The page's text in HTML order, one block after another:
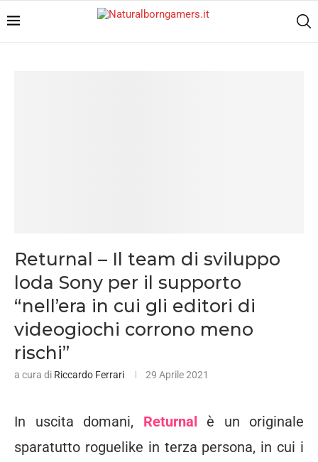
Returnal – Il team di sviluppo
loda Sony per il supporto
“nell’era in cui gli editori di
videogiochi corrono meno
rischi”
a cura di Riccardo Ferrari 29 Aprile 2021
In uscita domani, Returnal
è un originale
sparatutto roguelike in terza persona, in cui i